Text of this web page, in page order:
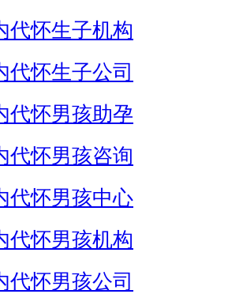
代怀生子机构
代怀生子公司
代怀男孩助孕
代怀男孩咨询
代怀男孩中心
代怀男孩机构
代怀男孩公司